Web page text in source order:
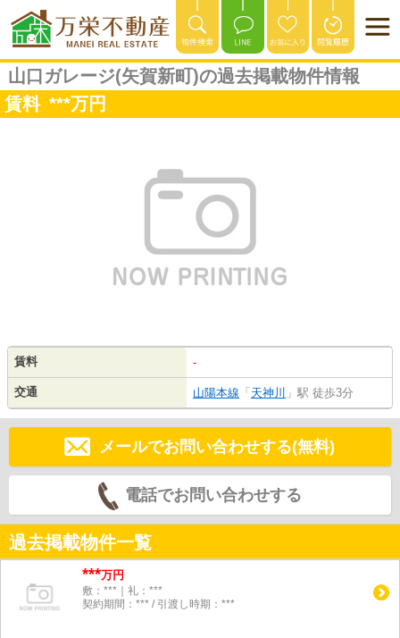
山口ガレージ(矢賀新町)の過去掲載物件情報
賃料 ***万円
賃料 -
交通 山陽本線 「天神川 」駅 徒歩3分
メールでお問い合わせする(無料)
電話でお問い合わせする
過去掲載物件一覧
***万円
敷：***｜礼：***
契約期間：*** / 引渡し時期：***